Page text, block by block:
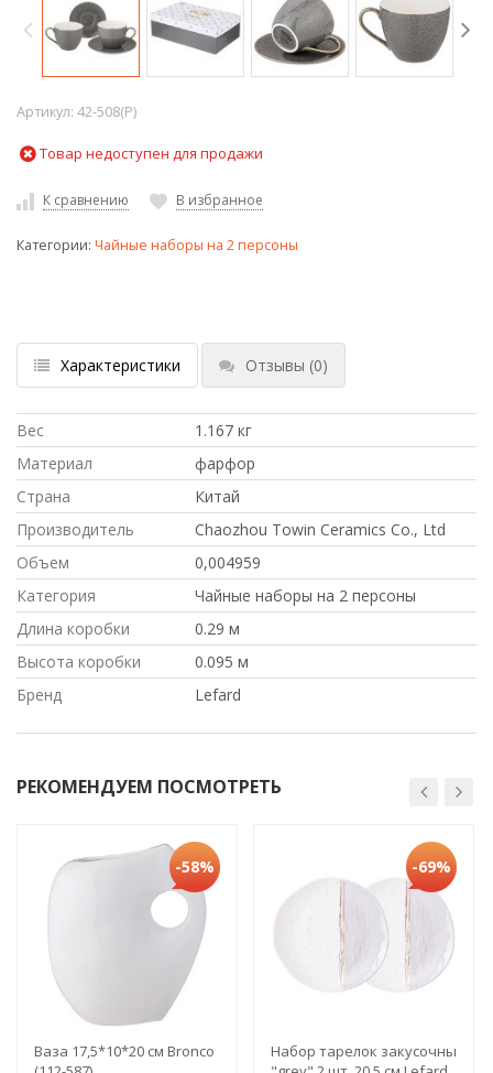
Артикул: 42-508(P)
Товар недоступен для продажи
К сравнению В избранное
Категории: Чайные наборы на 2 персоны
Характеристики Отзывы (0)
Вес
1.167 кг
Материал
фарфор
Страна
Китай
Производитель
Chaozhou Towin Ceramics Co., Ltd
Объем
0,004959
Категория
Чайные наборы на 2 персоны
Длина коробки
0.29 м
Высота коробки
0.095 м
Бренд
Lefard
РЕКОМЕНДУЕМ ПОСМОТРЕТЬ
-58%
Ваза 17,5*10*20 см Bronco
-69%
Набор тарелок закусочных